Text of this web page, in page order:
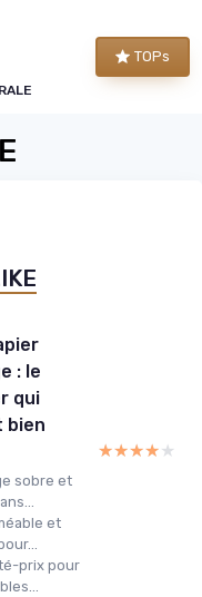
TOPs
: le
qui
bien
sobre et
et
prix pour
★★★★★
★★★★★